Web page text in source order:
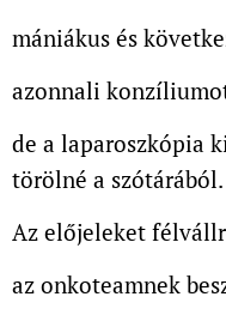
mániákus és
azonnali
de a laparoszkópia
törölné a szótárából.
Az előjeleket
az onkoteamnek